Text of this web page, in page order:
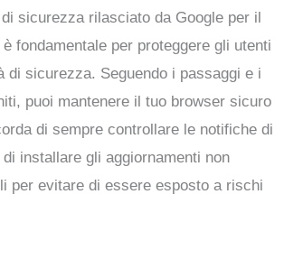
di sicurezza rilasciato da Google per il
fondamentale per proteggere gli utenti
di sicurezza. Seguendo i passaggi e i
puoi mantenere il tuo browser sicuro
di sempre controllare le notifiche di
installare gli aggiornamenti non
per evitare di essere esposto a rischi